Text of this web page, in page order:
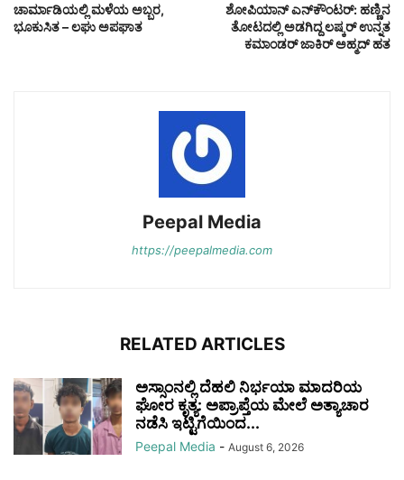
ಚಾರ್ಮಾಡಿಯಲ್ಲಿ ಮಳೆಯ ಅಬ್ಬರ,
ಭೂಕುಸಿತ – ಲಘು ಅಪಘಾತ
ಶೋಪಿಯಾನ್ ಎನ್‌ಕೌಂಟರ್: ಹಣ್ಣಿನ
ತೋಟದಲ್ಲಿ ಅಡಗಿದ್ದ ಲಷ್ಕರ್ ಉನ್ನತ
ಕಮಾಂಡರ್ ಜಾಕಿರ್ ಅಹ್ಮದ್ ಹತ
Peepal Media
https://peepalmedia.com
RELATED ARTICLES
ಅಸ್ಸಾಂನಲ್ಲಿ ದೆಹಲಿ ನಿರ್ಭಯಾ ಮಾದರಿಯ
ಘೋರ ಕೃತ್ಯ: ಅಪ್ರಾಪ್ತೆಯ ಮೇಲೆ ಅತ್ಯಾಚಾರ
ನಡೆಸಿ ಇಟ್ಟಿಗೆಯಿಂದ...
Peepal Media - August 6, 2026